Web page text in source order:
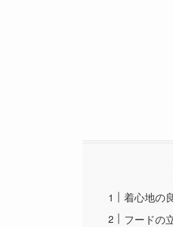
着心地の
フードの